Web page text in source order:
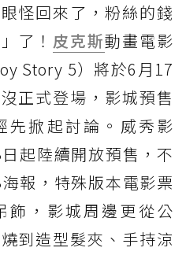
眼怪回來了，粉絲的錢
了！ 皮克斯動畫電影
Story 5）將於6月17
正式登場，影城預售
先掀起討論。威秀影
起陸續開放預售，不
報，特殊版本電影票
飾，影城周邊更從公
到造型髮夾、手持涼